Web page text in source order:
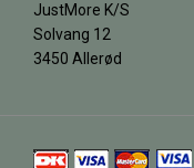
JustMore K/S
Solvang 12
3450 Allerød